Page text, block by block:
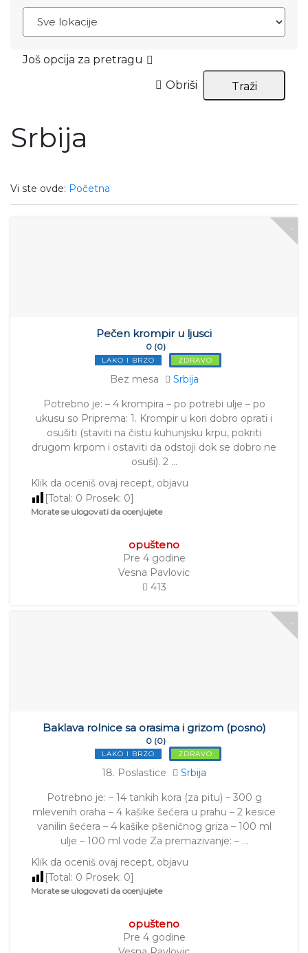
Još opcija za pretragu
Obriši
Traži
Srbija
Vi ste ovde: Početna
Pečen krompir u ljusci
0 (0)
LAKO I BRZO ZDRAVO
Bez mesa
Srbija
Potrebno je: – 4 krompira – po potrebi ulje – po
ukusu so Priprema: 1. Krompir u kori dobro oprati i
osušiti (staviti na čistu kuhunjsku krpu, pokriti
drugom krpom i ostaviti da odstoji dok se dobro ne
osuši). 2 …
Klik da oceniš ovaj recept, objavu
[Total: 0 Prosek: 0]
Morate se ulogovati da ocenjujete
opušteno
Pre 4 godine
Vesna Pavlovic
413
Baklava rolnice sa orasima i grizom (posno)
0 (0)
LAKO I BRZO ZDRAVO
18. Poslastice
Srbija
Potrebno je: – 14 tankih kora (za pitu) – 300 g
mlevenih oraha – 4 kašike šećera u prahu – 2 kesice
vanilin šećera – 4 kašike pšeničnog griza – 100 ml
ulje – 100 ml vode Za premazivanje: – …
Klik da oceniš ovaj recept, objavu
[Total: 0 Prosek: 0]
Morate se ulogovati da ocenjujete
opušteno
Pre 4 godine